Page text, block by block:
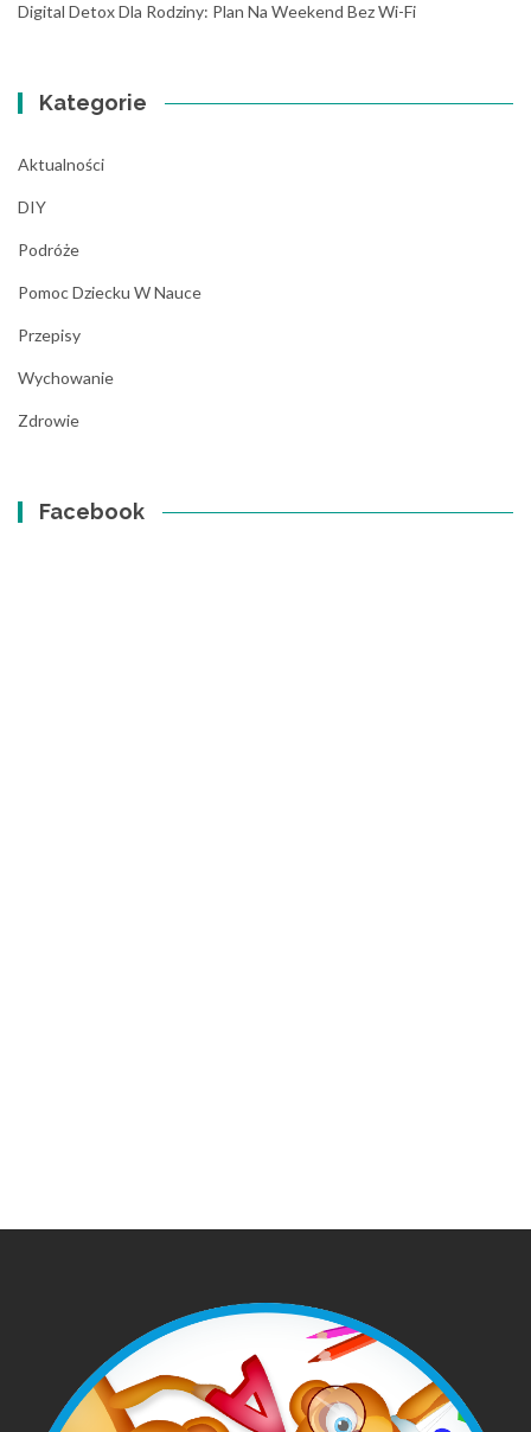
Digital Detox Dla Rodziny: Plan Na Weekend Bez Wi-Fi
Kategorie
Aktualności
DIY
Podróże
Pomoc Dziecku W Nauce
Przepisy
Wychowanie
Zdrowie
Facebook